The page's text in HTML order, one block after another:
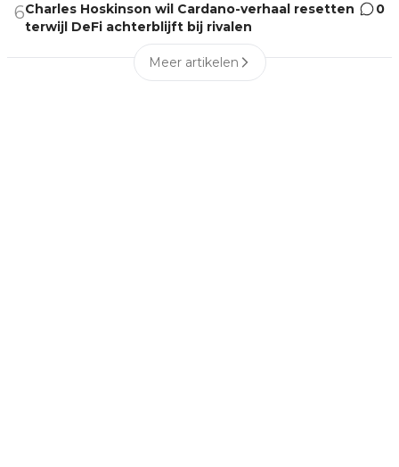
6Charles Hoskinson wil Cardano-verhaal resetten
terwijl DeFi achterblijft bij rivalen
0
Meer artikelen